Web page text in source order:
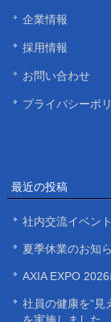
企業情報
採用情報
お問い合わせ
プライバシーポ
最近の投稿
社内交流イベン
夏季休業のお知
AXIA EXPO
社員の健康を“